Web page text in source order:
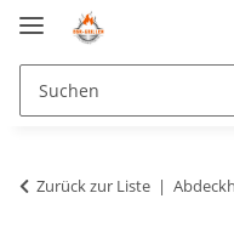
Zurück zur Liste